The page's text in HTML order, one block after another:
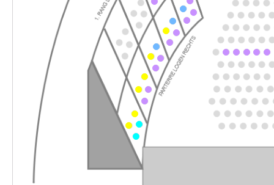
Werther & Lotte & Albert-
Mi.
17.03.2027
Mi. 17.03.2027
18:30 Uhr